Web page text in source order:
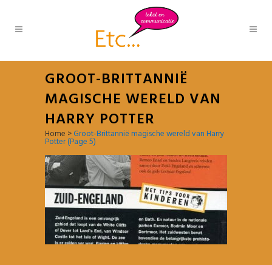
GROOT-BRITTANNIË
MAGISCHE WERELD VAN
HARRY POTTER
Home >Groot-Brittannië magische wereld van Harry
Potter(Page 5)